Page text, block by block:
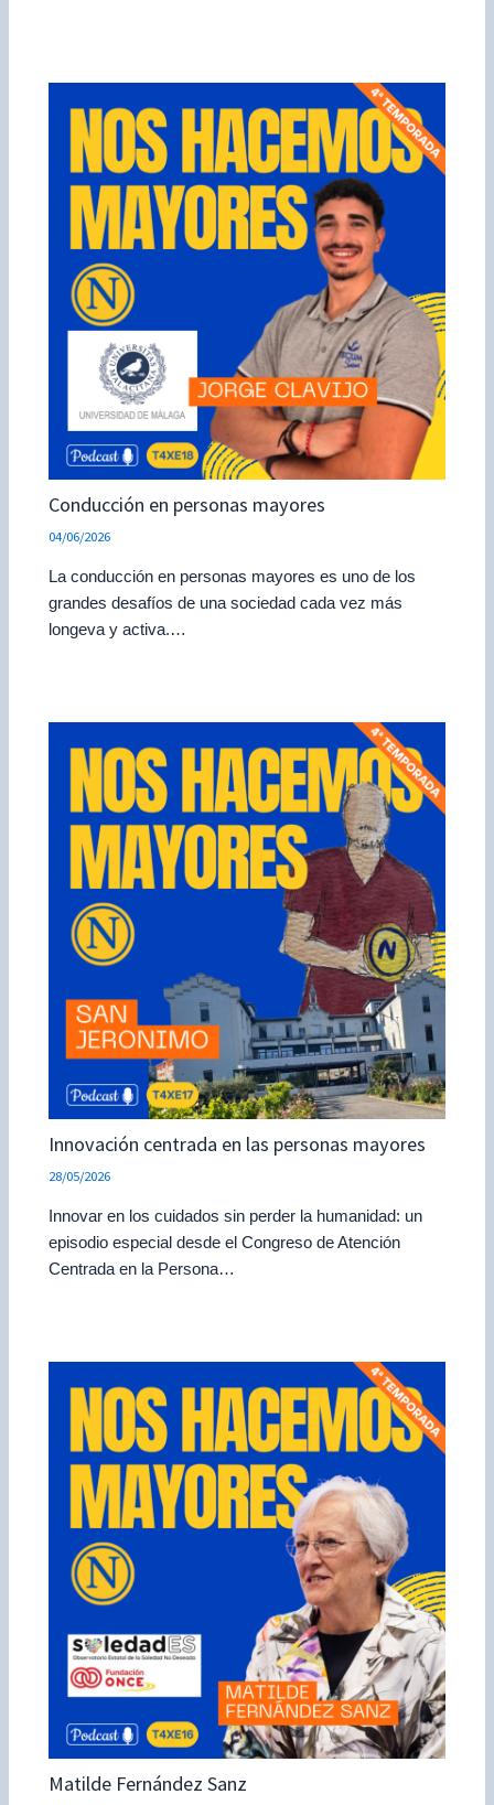
Conducción en personas mayores
04/06/2026
La conducción en personas mayores es uno de los
grandes desafíos de una sociedad cada vez más
longeva y activa.…
Innovación centrada en las personas mayores
28/05/2026
Innovar en los cuidados sin perder la humanidad: un
episodio especial desde el Congreso de Atención
Centrada en la Persona…
Matilde Fernández Sanz